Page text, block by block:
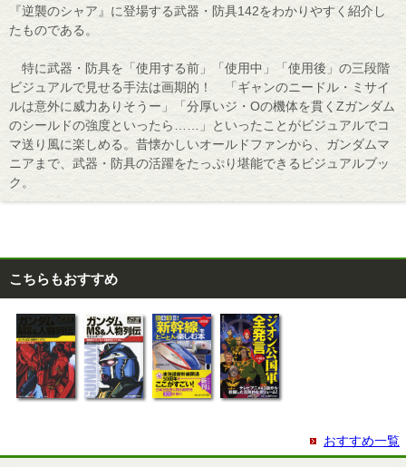
『逆襲のシャア』に登場する武器・防具142をわかりやすく紹介し
たものである。
特に武器・防具を「使用する前」「使用中」「使用後」の三段階
ビジュアルで見せる手法は画期的！ 「ギャンのニードル・ミサイ
ルは意外に威力ありそうー」「分厚いジ・Oの機体を貫くZガンダム
のシールドの強度といったら……」といったことがビジュアルでコ
マ送り風に楽しめる。昔懐かしいオールドファンから、ガンダムマ
ニアまで、武器・防具の活躍をたっぷり堪能できるビジュアルブッ
ク。
こちらもおすすめ
おすすめ一覧